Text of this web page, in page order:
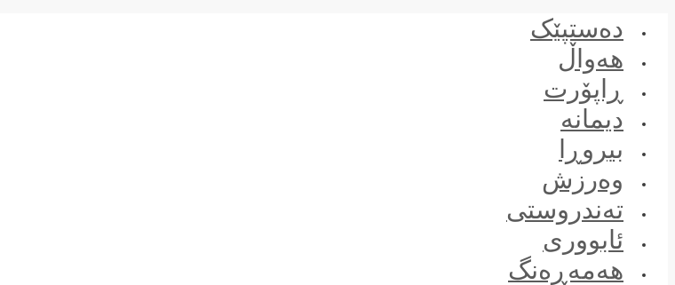
دەستپێک
هەواڵ
ڕاپۆرت
دیمانە
بیروڕا
وەرزش
تەندروستی
ئابووری
هەمەڕەنگ